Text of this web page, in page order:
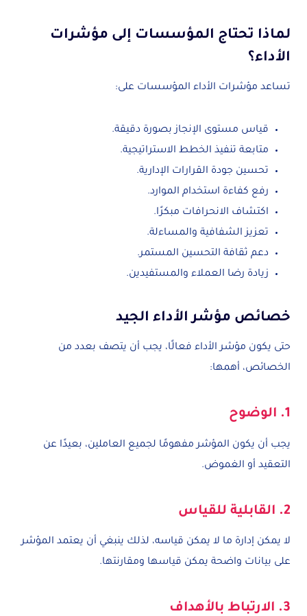
لماذا تحتاج المؤسسات إلى مؤشرات
الأداء؟
تساعد مؤشرات الأداء المؤسسات على:
قياس مستوى الإنجاز بصورة دقيقة.
متابعة تنفيذ الخطط الاستراتيجية.
تحسين جودة القرارات الإدارية.
رفع كفاءة استخدام الموارد.
اكتشاف الانحرافات مبكرًا.
تعزيز الشفافية والمساءلة.
دعم ثقافة التحسين المستمر.
زيادة رضا العملاء والمستفيدين.
خصائص مؤشر الأداء الجيد
حتى يكون مؤشر الأداء فعالًا، يجب أن يتصف بعدد من
الخصائص، أهمها:
1. الوضوح
يجب أن يكون المؤشر مفهومًا لجميع العاملين، بعيدًا عن
التعقيد أو الغموض.
2. القابلية للقياس
لا يمكن إدارة ما لا يمكن قياسه، لذلك ينبغي أن يعتمد المؤشر
على بيانات واضحة يمكن قياسها ومقارنتها.
3. الارتباط بالأهداف